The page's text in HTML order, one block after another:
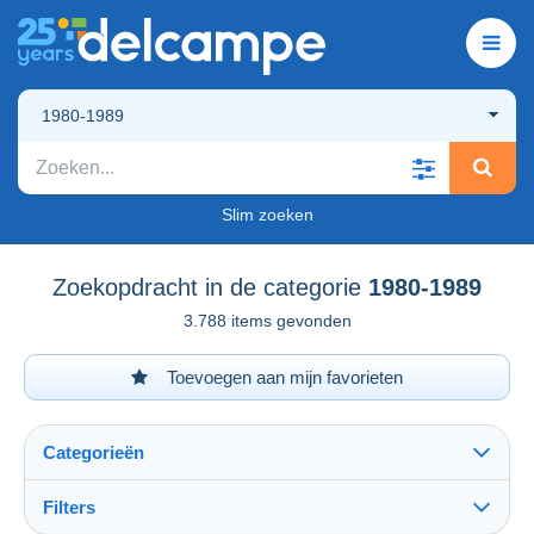
1980-1989
Slim zoeken
Zoekopdracht in de categorie 1980-1989
3.788 items gevonden
Toevoegen aan mijn favorieten
Categorieën
Filters